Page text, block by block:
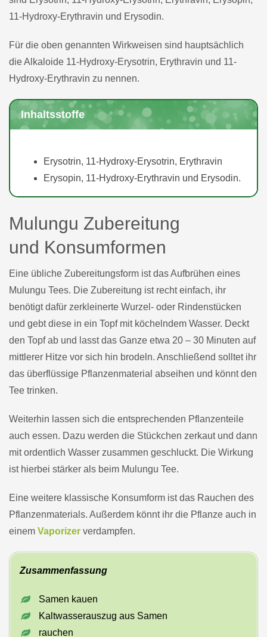
11-Hydroxy-Erythravin und Erysodin.
Für die oben genannten Wirkweisen sind hauptsächlich
die Alkaloide 11-Hydroxy-Erysotrin, Erythravin und 11-
Hydroxy-Erythravin zu nennen.
Inhaltsstoffe
Erysotrin, 11-Hydroxy-Erysotrin, Erythravin
Erysopin, 11-Hydroxy-Erythravin und Erysodin.
Mulungu Zubereitung
und Konsumformen
Eine übliche Zubereitungsform ist das Aufbrühen eines
Mulungu Tees. Die Zubereitung ist recht einfach, ihr
benötigt dafür zerkleinerte Wurzel- oder Rindenstücken
und gebt diese in ein Topf mit köchelndem Wasser. Deckt
den Topf ab und lasst das Ganze etwa 20 – 30 Minuten auf
mittlerer Hitze vor sich hin brodeln. Anschließend solltet ihr
das überflüssige Pflanzenmaterial abseihen und könnt den
Tee trinken.
Weiterhin lassen sich die entsprechenden Pflanzenteile
auch essen. Dazu werden die Stückchen zerkaut und dann
mit ordentlich Wasser zusammen geschluckt. Die Wirkung
ist hierbei stärker als beim Mulungu Tee.
Eine weitere klassische Konsumform ist das Rauchen des
Pflanzenmaterials. Außerdem könnt ihr die Pflanze auch in
einem Vaporizer verdampfen.
Zusammenfassung
Samen kauen
Kaltwasserauszug aus Samen
rauchen